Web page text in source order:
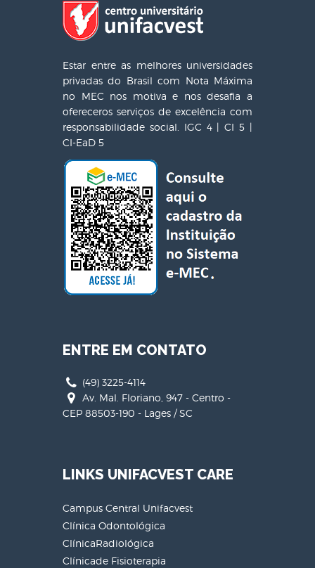
Estar entre as melhores universidades
privadas do Brasil com Nota Máxima
no MEC nos motiva e nos desafia a
ofereceros serviços de excelência com
responsabilidade social. IGC 4 | CI 5 |
CI-EaD 5
ENTRE EM CONTATO
(49) 3225-4114
Av. Mal. Floriano, 947 - Centro -
CEP 88503-190 - Lages / SC
LINKS UNIFACVEST CARE
Campus Central Unifacvest
Clínica Odontológica
ClínicaRadiológica
Clínicade Fisioterapia